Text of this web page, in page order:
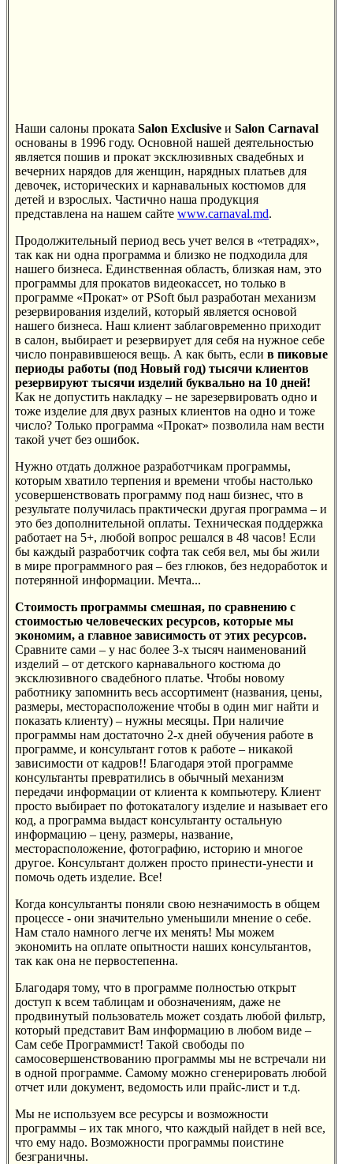
Наши салоны проката Salon Exclusive и Salon Carnaval
основаны в 1996 году. Основной нашей деятельностью
является пошив и прокат эксклюзивных свадебных и
вечерних нарядов для женщин, нарядных платьев для
девочек, исторических и карнавальных костюмов для
детей и взрослых. Частично наша продукция
представлена на нашем сайте www.carnaval.md.
Продолжительный период весь учет велся в «тетрадях»,
так как ни одна программа и близко не подходила для
нашего бизнеса. Единственная область, близкая нам, это
программы для прокатов видеокассет, но только в
программе «Прокат» от PSoft был разработан механизм
резервирования изделий, который является основой
нашего бизнеса. Наш клиент заблаговременно приходит
в салон, выбирает и резервирует для себя на нужное себе
число понравившеюся вещь. А как быть, если в пиковые
периоды работы (под Новый год) тысячи клиентов
резервируют тысячи изделий буквально на 10 дней!
Как не допустить накладку – не зарезервировать одно и
тоже изделие для двух разных клиентов на одно и тоже
число? Только программа «Прокат» позволила нам вести
такой учет без ошибок.
Нужно отдать должное разработчикам программы,
которым хватило терпения и времени чтобы настолько
усовершенствовать программу под наш бизнес, что в
результате получилась практически другая программа – и
это без дополнительной оплаты. Техническая поддержка
работает на 5+, любой вопрос решался в 48 часов! Если
бы каждый разработчик софта так себя вел, мы бы жили
в мире программного рая – без глюков, без недоработок и
потерянной информации. Мечта...
Стоимость программы смешная, по сравнению с
стоимостью человеческих ресурсов, которые мы
экономим, а главное зависимость от этих ресурсов.
Сравните сами – у нас более 3-х тысяч наименований
изделий – от детского карнавального костюма до
эксклюзивного свадебного платье. Чтобы новому
работнику запомнить весь ассортимент (названия, цены,
размеры, месторасположение чтобы в один миг найти и
показать клиенту) – нужны месяцы. При наличие
программы нам достаточно 2-х дней обучения работе в
программе, и консультант готов к работе – никакой
зависимости от кадров!! Благодаря этой программе
консультанты превратились в обычный механизм
передачи информации от клиента к компьютеру. Клиент
просто выбирает по фотокаталогу изделие и называет его
код, а программа выдаст консультанту остальную
информацию – цену, размеры, название,
месторасположение, фотографию, историю и многое
другое. Консультант должен просто принести-унести и
помочь одеть изделие. Все!
Когда консультанты поняли свою незначимость в общем
процессе - они значительно уменьшили мнение о себе.
Нам стало намного легче их менять! Мы можем
экономить на оплате опытности наших консультантов,
так как она не первостепенна.
Благодаря тому, что в программе полностью открыт
доступ к всем таблицам и обозначениям, даже не
продвинутый пользователь может создать любой фильтр,
который представит Вам информацию в любом виде –
Сам себе Программист! Такой свободы по
самосовершенствованию программы мы не встречали ни
в одной программе. Самому можно сгенерировать любой
отчет или документ, ведомость или прайс-лист и т.д.
Мы не используем все ресурсы и возможности
программы – их так много, что каждый найдет в ней все,
что ему надо. Возможности программы поистине
безграничны.